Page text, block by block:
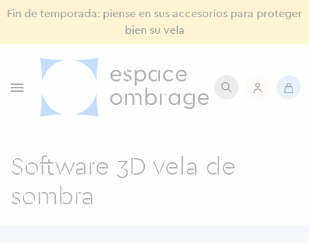
Fin de temporada: piense en sus accesorios para proteger
bien su vela

Software 3D vela de
sombra